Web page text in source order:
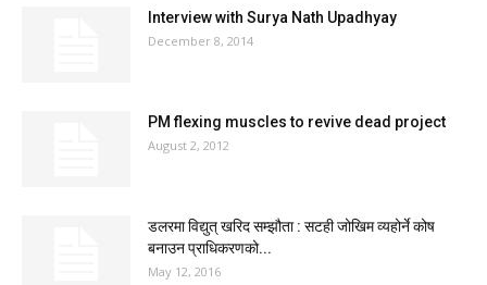
Interview with Surya Nath Upadhyay
December 8, 2014
PM flexing muscles to revive dead project
August 2, 2012
डलरमा विद्युत् खरिद सम्झौता : सटही जोखिम व्यहोर्ने कोष
बनाउन प्राधिकरणको...
May 12, 2016